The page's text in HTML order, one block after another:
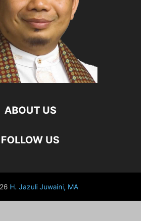
ABOUT US
FOLLOW US
H. Jazuli Juwaini, MA